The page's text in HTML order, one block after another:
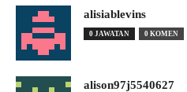
alisiablevins
0 JAWATAN 0 KOMEN
alison97j5540627